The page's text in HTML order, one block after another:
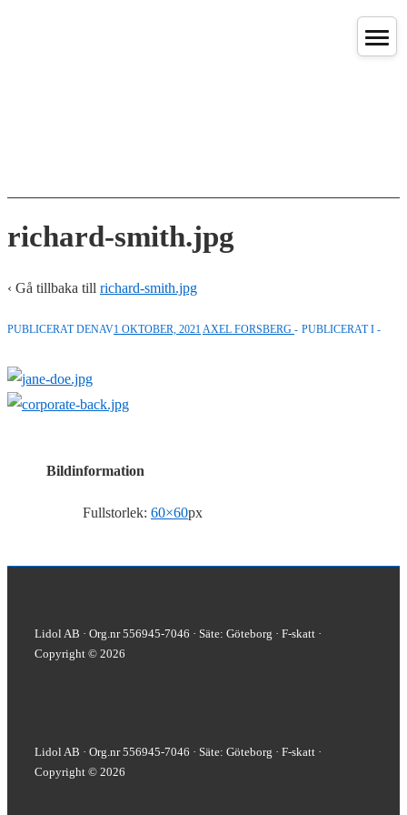
richard-smith.jpg
‹ Gå tillbaka till richard-smith.jpg
PUBLICERAT DENAV1 OKTOBER, 2021AXEL FORSBERG PUBLICERAT I
Bildinformation
Fullstorlek: 60×60px
Lidol AB · Org.nr 556945-7046 · Säte: Göteborg · F-skatt ·
Copyright © 2026
Lidol AB · Org.nr 556945-7046 · Säte: Göteborg · F-skatt ·
Copyright © 2026